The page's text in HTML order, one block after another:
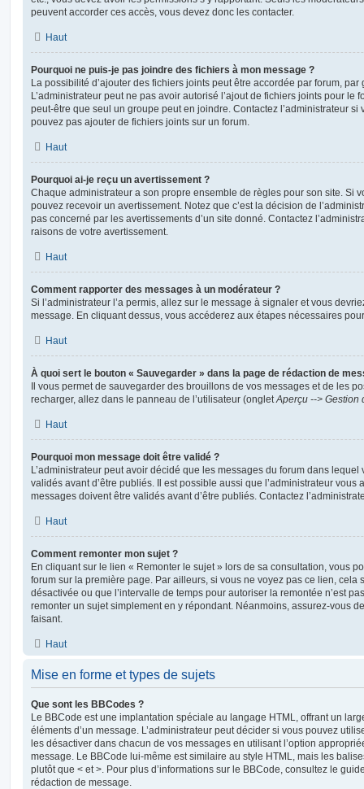
peuvent accorder ces accès, vous devez donc les contacter.
Haut
Pourquoi ne puis-je pas joindre des fichiers à mon message ?
La possibilité d’ajouter des fichiers joints peut être accordée par forum, par
L’administrateur peut ne pas avoir autorisé l’ajout de fichiers joints pour le
peut-être que seul un groupe peut en joindre. Contactez l’administrateur
pouvez pas ajouter de fichiers joints sur un forum.
Haut
Pourquoi ai-je reçu un avertissement ?
Chaque administrateur a son propre ensemble de règles pour son site. Si
pouvez recevoir un avertissement. Notez que c’est la décision de
pas concerné par les avertissements d’un site donné. Contactez
raisons de votre avertissement.
Haut
Comment rapporter des messages à un modérateur ?
Si l’administrateur l’a permis, allez sur le message à signaler et vous
message. En cliquant dessus, vous accéderez aux étapes nécessaires
Haut
À quoi sert le bouton « Sauvegarder » dans la page de rédaction de
Il vous permet de sauvegarder des brouillons de vos messages et de les
recharger, allez dans le panneau de l’utilisateur (onglet Aperçu --> Gestion
Haut
Pourquoi mon message doit être validé ?
L’administrateur peut avoir décidé que les messages du forum dans lequel
validés avant d’être publiés. Il est possible aussi que l’administrateur vous
messages doivent être validés avant d’être publiés. Contactez
Haut
Comment remonter mon sujet ?
En cliquant sur le lien « Remonter le sujet » lors de sa consultation, vous
forum sur la première page. Par ailleurs, si vous ne voyez pas ce lien, cela
désactivée ou que l’intervalle de temps pour autoriser la remontée n’est
remonter un sujet simplement en y répondant. Néanmoins, assurez-vous
faisant.
Haut
Mise en forme et types de sujets
Que sont les BBCodes ?
Le BBCode est une implantation spéciale au langage HTML, offrant un
éléments d’un message. L’administrateur peut décider si vous pouvez
les désactiver dans chacun de vos messages en utilisant l’option
message. Le BBCode lui-même est similaire au style HTML, mais les
plutôt que < et >. Pour plus d’informations sur le BBCode, consultez le
rédaction de message.